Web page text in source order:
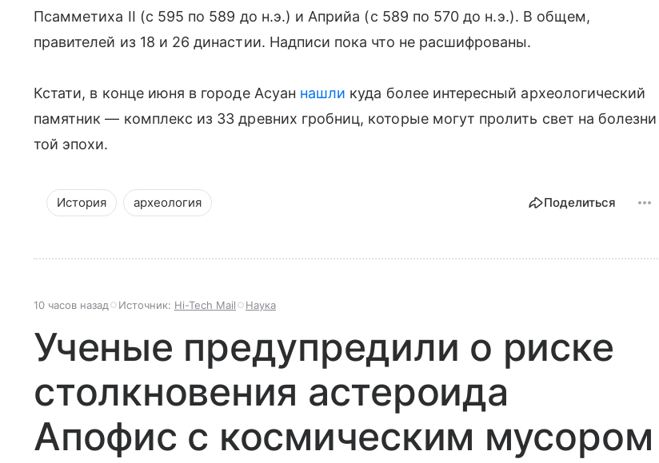
Псамметиха II (с 595 по 589 до н.э.) и Априйа (с 589 по 570 до н.э.). В общем,
правителей из 18 и 26 династии. Надписи пока что не расшифрованы.
Кстати, в конце июня в городе Асуан нашли куда более интересный археологический
памятник — комплекс из 33 древних гробниц, которые могут пролить свет на болезни
той эпохи.
История археология Поделиться
10 часов назад Источник: Hi-Tech Mail Наука
Ученые предупредили о риске
столкновения астероида
Апофис с космическим мусором